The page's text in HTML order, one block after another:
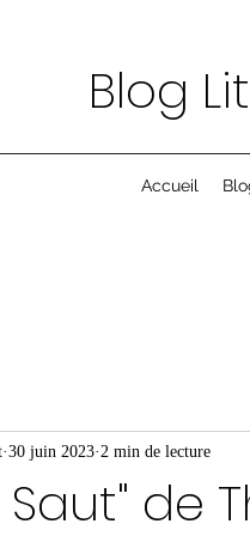
Blog
Accueil
Saut" de
30 juin 2023 2 min de lecture